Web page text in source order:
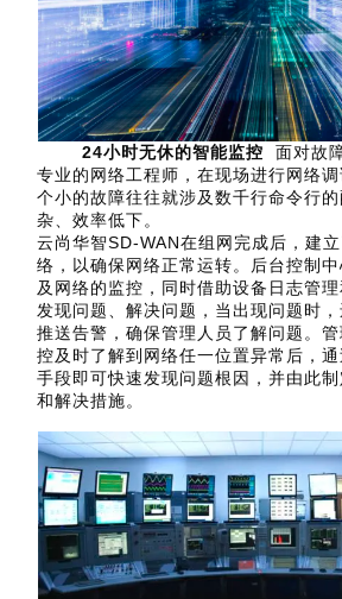
24小时无休的智能监控面对故
专业的网络工程师，在现场进行网络
个小的故障往往就涉及数千行命令行
杂、效率低下。
云尚华智SD-WAN在组网完成后，建
络，以确保网络正常运转。后台控制
及网络的监控，同时借助设备日志管
发现问题、解决问题，当出现问题时
推送告警，确保管理人员了解问题。
控及时了解到网络任一位置异常后，
手段即可快速发现问题根因，并由此
和解决措施。